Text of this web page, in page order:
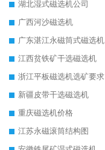
湖北湿式磁选机公司
广西河沙磁选机
广东湛江永磁筒式磁选机
江西贫铁矿干选磁选机
浙江平板磁选机选矿要求
新疆皮带干选磁选机
重庆磁选机价格
江苏永磁滚筒结构图